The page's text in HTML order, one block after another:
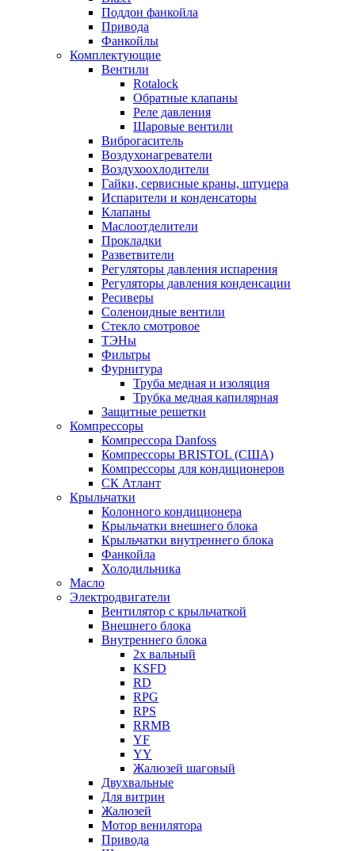
Поддон фанкойла
Привода
Фанкойлы
Комплектующие
Вентили
Rotalock
Обратные клапаны
Реле давления
Шаровые вентили
Виброгаситель
Воздухонагреватели
Воздухоохлодители
Гайки, сервисные краны, штуцера
Испарители и конденсаторы
Клапаны
Маслоотделители
Прокладки
Разветвители
Регуляторы давления испарения
Регуляторы давления конденсации
Ресиверы
Соленоидные вентили
Стекло смотровое
ТЭНы
Фильтры
Фурнитура
Труба медная и изоляция
Трубка медная капилярная
Защитные решетки
Компрессоры
Компрессора Danfoss
Компрессоры BRISTOL (США)
Компрессоры для кондиционеров
СК Атлант
Крыльчатки
Колонного кондиционера
Крыльчатки внешнего блока
Крыльчатки внутреннего блока
Фанкойла
Холодильника
Масло
Электродвигатели
Вентилятор с крыльчаткой
Внешнего блока
Внутреннего блока
2х вальный
KSFD
RD
RPG
RPS
RRMB
YF
YY
Жалюзей шаговый
Двухвальные
Для витрин
Жалюзей
Мотор венилятора
Привода